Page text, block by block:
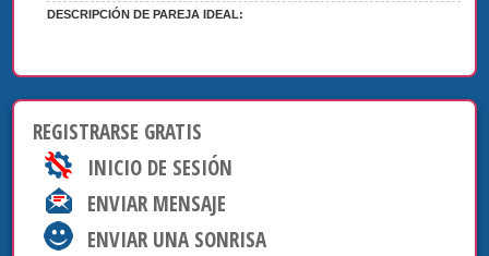
DESCRIPCIÓN DE PAREJA IDEAL:
REGISTRARSE GRATIS
INICIO DE SESIÓN
ENVIAR MENSAJE
ENVIAR UNA SONRISA